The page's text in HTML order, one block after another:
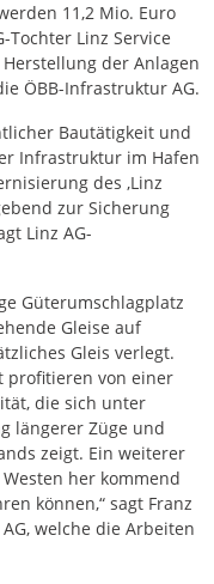
11,2 Mio. Euro
Tochter Linz Service
der Anlagen
ÖBB-Infrastruktur AG.
Bautätigkeit und
Infrastruktur im Hafen
des ‚Linz
zur Sicherung
Linz AG-
Güterumschlagplatz
Gleise auf
Gleis verlegt.
profitieren von einer
die sich unter
längerer Züge und
zeigt. Ein weiterer
her kommend
können,“ sagt Franz
welche die Arbeiten